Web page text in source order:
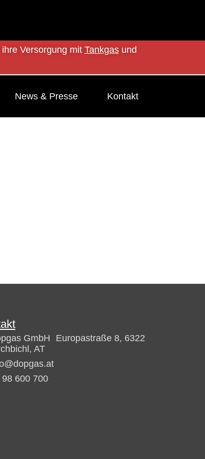
Versorgung mit Tankgasund
News & Presse Kontakt
GmbH Europastraße 8, 6322
AT
98 600 700